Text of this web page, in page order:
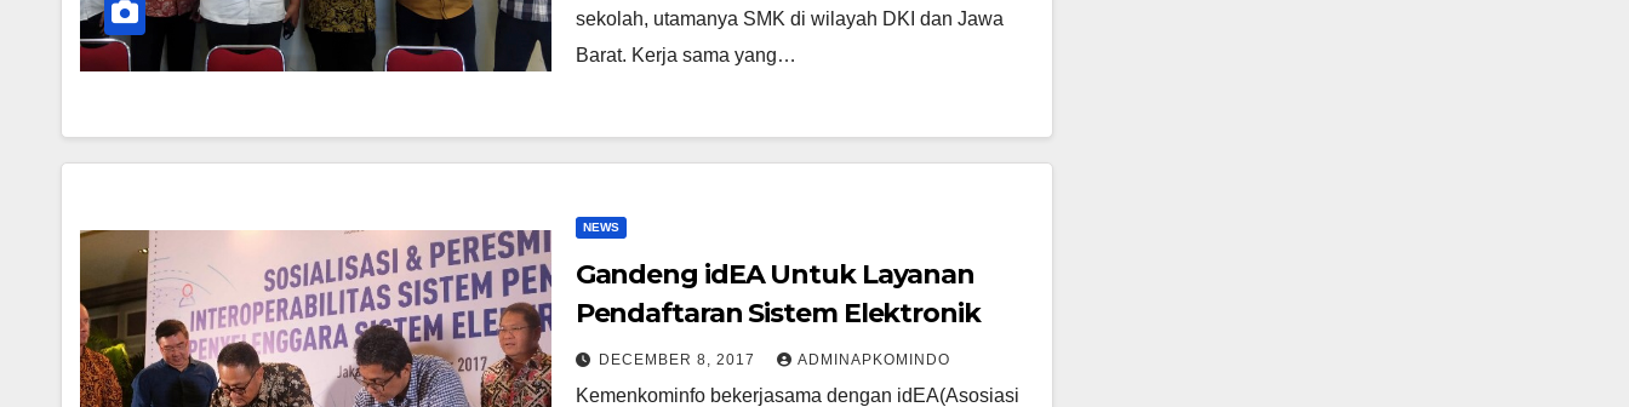
sekolah, utamanya SMK di wilayah DKI dan Jawa
Barat. Kerja sama yang…
NEWS
Gandeng idEA Untuk Layanan
Pendaftaran Sistem Elektronik
DECEMBER 8, 2017 ADMINAPKOMINDO
Kemenkominfo bekerjasama dengan idEA(Asosiasi